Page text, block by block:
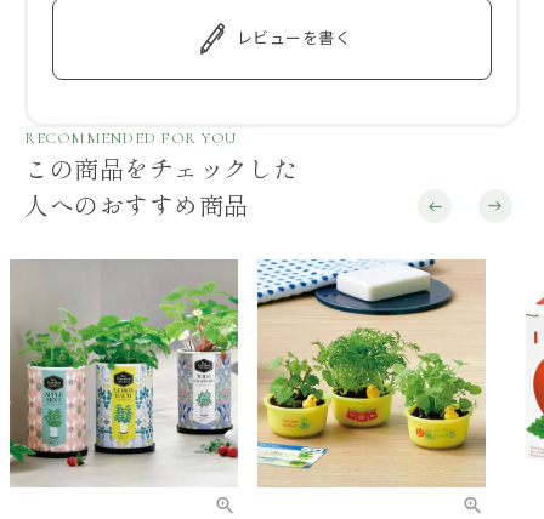
レビューを書く
RECOMMENDED FOR YOU
この商品をチェックした
人へのおすすめ商品